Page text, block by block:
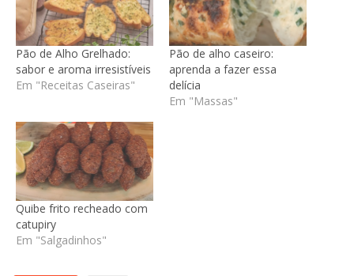
Pão de Alho Grelhado:
sabor e aroma irresistíveis
Em "Receitas Caseiras"
Pão de alho caseiro:
aprenda a fazer essa
delícia
Em "Massas"
Quibe frito recheado com
catupiry
Em "Salgadinhos"